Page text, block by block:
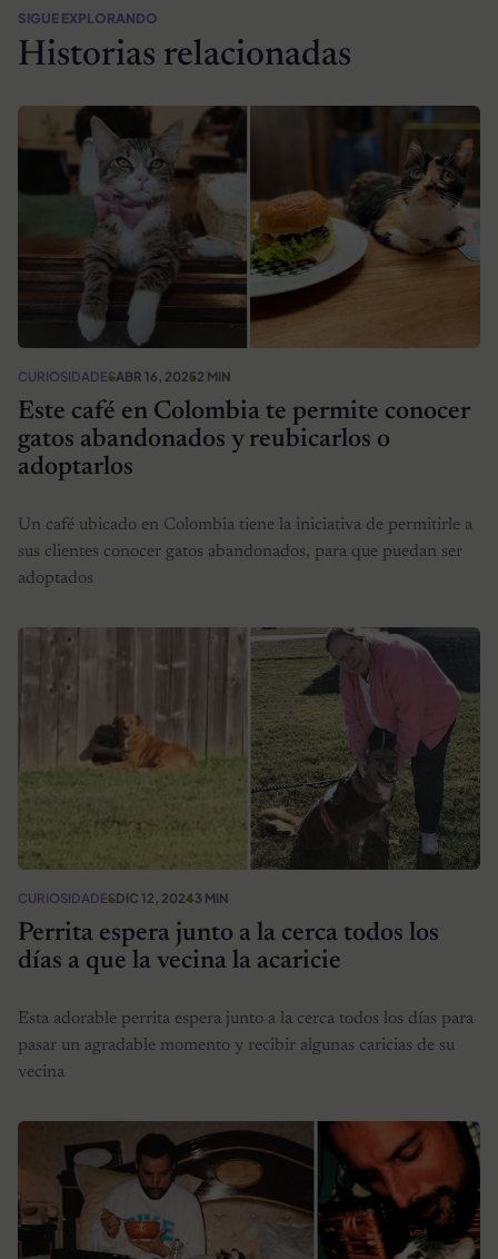
SIGUE EXPLORANDO
Historias relacionadas
CURIOSIDADESABR 16, 20252 MIN
Este café en Colombia te permite conocer
gatos abandonados y reubicarlos o
adoptarlos
Un café ubicado en Colombia tiene la iniciativa de permitirle a
sus clientes conocer gatos abandonados, para que puedan ser
adoptados
CURIOSIDADESDIC 12, 20243 MIN
Perrita espera junto a la cerca todos los
días a que la vecina la acaricie
Esta adorable perrita espera junto a la cerca todos los días para
pasar un agradable momento y recibir algunas caricias de su
vecina